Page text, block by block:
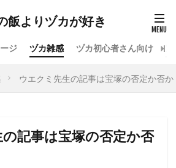
飯よりヅカが好き
ジ ヅカ雑感 ヅカ初心者さん向け
ウエクミ先生の記事は宝塚の否定か否か
記事は宝塚の否定か否
月組 雪組
星組
オペラグラス